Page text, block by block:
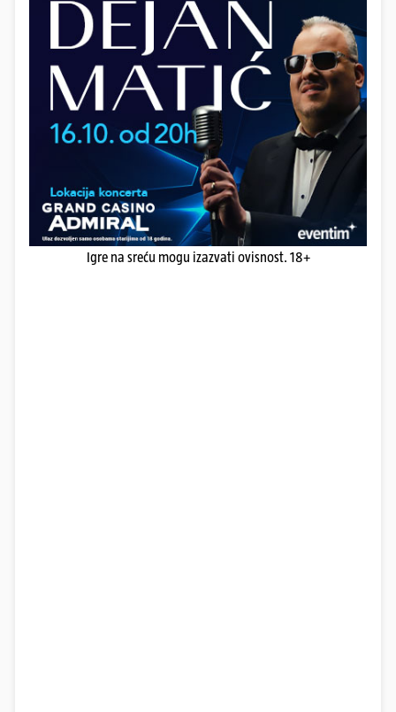
Igre na sreću mogu izazvati ovisnost. 18+